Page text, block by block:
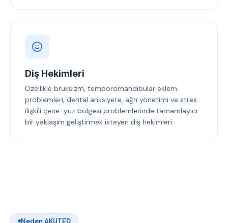
Diş Hekimleri
Özellikle bruksizm, temporomandibular eklem
problemleri, dental anksiyete, ağrı yönetimi ve stres
ilişkili çene-yüz bölgesi problemlerinde tamamlayıcı
bir yaklaşım geliştirmek isteyen diş hekimleri.
Neden AKUTED